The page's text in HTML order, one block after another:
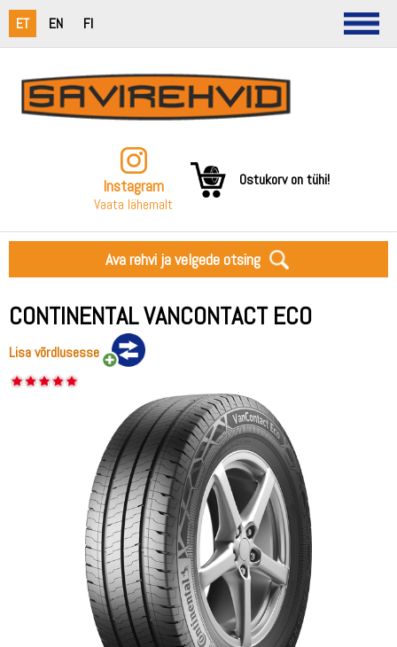
ET EN FI
Instagram
Vaata lähemalt
Ostukorv on tühi!
Ava rehvi ja velgede otsing
CONTINENTAL VANCONTACT ECO
Lisa võrdlusesse